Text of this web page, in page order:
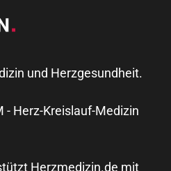
und Herzgesundheit.
- Herz-Kreislauf-Medizin
Herzmedizin.de mit